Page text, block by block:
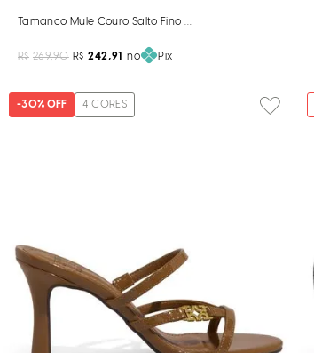
Tamanco Mule Couro Salto Fino Marrom Sela
R$ 269,90 R$ 242,91 no Pix
-30% OFF 4 CORES